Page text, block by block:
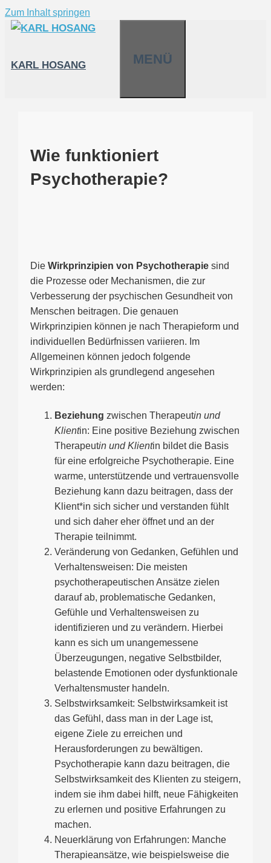
Zum Inhalt springen
KARL HOSANG MENÜ
Wie funktioniert
Psychotherapie?
Die Wirkprinzipien von Psychotherapie sind
die Prozesse oder Mechanismen, die zur
Verbesserung der psychischen Gesundheit von
Menschen beitragen. Die genauen
Wirkprinzipien können je nach Therapieform und
individuellen Bedürfnissen variieren. Im
Allgemeinen können jedoch folgende
Wirkprinzipien als grundlegend angesehen
werden:
Beziehung zwischen Therapeutin und
Klientin: Eine positive Beziehung zwischen
Therapeutin und Klientin bildet die Basis
für eine erfolgreiche Psychotherapie. Eine
warme, unterstützende und vertrauensvolle
Beziehung kann dazu beitragen, dass der
Klient*in sich sicher und verstanden fühlt
und sich daher eher öffnet und an der
Therapie teilnimmt.
Veränderung von Gedanken, Gefühlen und
Verhaltensweisen: Die meisten
psychotherapeutischen Ansätze zielen
darauf ab, problematische Gedanken,
Gefühle und Verhaltensweisen zu
identifizieren und zu verändern. Hierbei
kann es sich um unangemessene
Überzeugungen, negative Selbstbilder,
belastende Emotionen oder dysfunktionale
Verhaltensmuster handeln.
Selbstwirksamkeit: Selbstwirksamkeit ist
das Gefühl, dass man in der Lage ist,
eigene Ziele zu erreichen und
Herausforderungen zu bewältigen.
Psychotherapie kann dazu beitragen, die
Selbstwirksamkeit des Klienten zu steigern,
indem sie ihm dabei hilft, neue Fähigkeiten
zu erlernen und positive Erfahrungen zu
machen.
Neuerklärung von Erfahrungen: Manche
Therapieansätze, wie beispielsweise die